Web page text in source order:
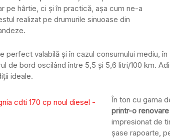
pe hârtie, ci și în practică, aşa cum ne-a
realizat pe drumurile sinuoase din
perfect valabilă și în cazul consumului mediu,
de bord oscilând între 5,5 și 5,6 litri/100 km.
ideale.
În ton cu gama
printr-o
impresionat de
șase rapoarte,